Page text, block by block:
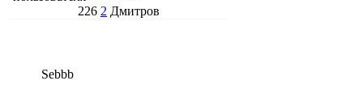
226 2 Дмитров
Sebbb